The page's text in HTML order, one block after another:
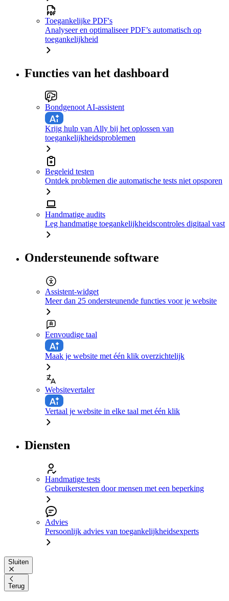
Toegankelijke PDF's
Analyseer en optimaliseer PDF’s automatisch op
toegankelijkheid
Functies van het dashboard
Bondgenoot AI-assistent
Krijg hulp van Ally bij het oplossen van
toegankelijkheidsproblemen
Begeleid testen
Ontdek problemen die automatische tests niet opsporen
Handmatige audits
Leg handmatige toegankelijkheidscontroles digitaal vast
Ondersteunende software
Assistent-widget
Meer dan 25 ondersteunende functies voor je website
Eenvoudige taal
Maak je website met één klik overzichtelijk
Websitevertaler
Vertaal je website in elke taal met één klik
Diensten
Handmatige tests
Gebruikerstesten door mensen met een beperking
Advies
Persoonlijk advies van toegankelijkheidsexperts
Sluiten
Terug